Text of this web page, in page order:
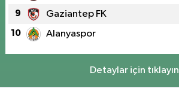
9 Gaziantep FK
10 Alanyaspor
Detaylar için tıklayın